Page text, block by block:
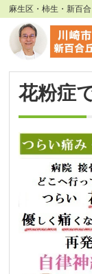
麻生区・柿生・新百
花粉症